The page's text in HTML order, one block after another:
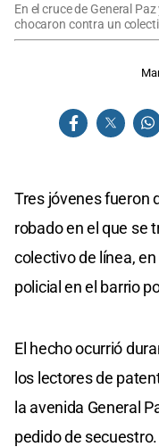
En el cruce de General
chocaron contra un
Tres jóvenes fueron
robado en el que se
colectivo de línea,
policial en el barrio
El hecho ocurrió
los lectores de
la avenida General
pedido de secuestro.